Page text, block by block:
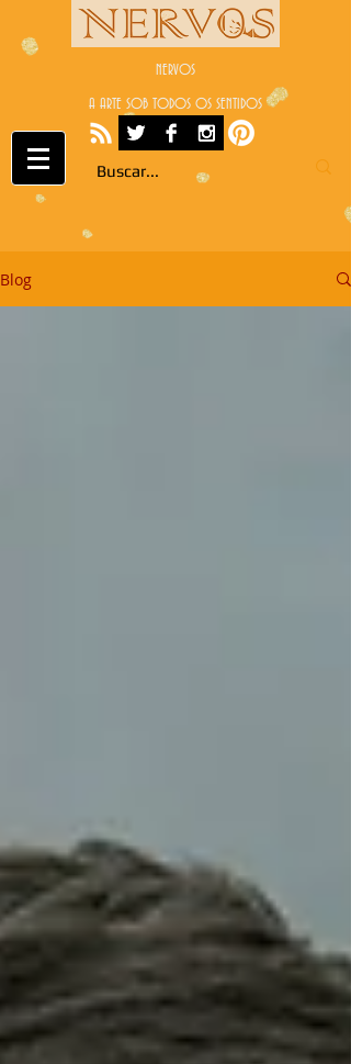
NERVOS
A ARTE SOB TODOS OS SENTIDOS
Blog